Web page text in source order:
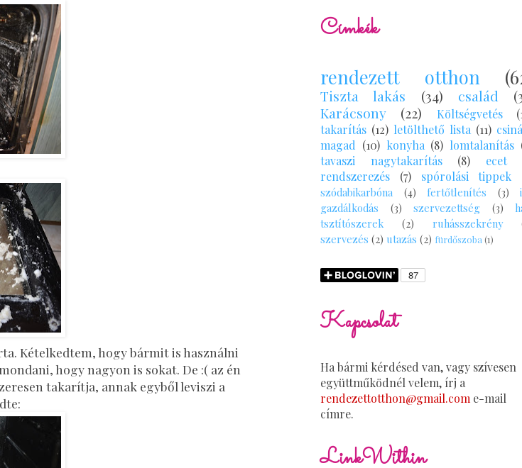
Kételkedtem, hogy bármit is használni
hogy nagyon is sokat. De :( az én
takarítja, annak egyből leviszi a
Címkék
rendezett otthon
Tiszta lakás (34) család
Karácsony
(22) Költségvetés
takarítás (12) letölthető lista (11)
magad (10) konyha (8) lomtalanítás
tavaszi nagytakarítás
(8)
ecet
rendszerezés
(7) spórolási tippek
szódabikarbóna (4) fertőtlenítés (3)
gazdálkodás
(3) szervezettség (3)
tsztítószerek
(2) ruhásszekrény
szervezés (2) utazás (2) fürdőszoba (1)
Kapcsolat
Ha bármi kérdésed van, vagy szívesen
együttműködnél velem, írj a
rendezettotthon@gmail.com e-mail
címre.
LinkWithin